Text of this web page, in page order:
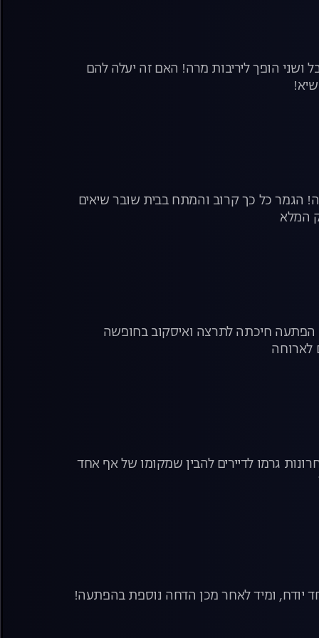
הופך ליריבות מרה! האם זה יעלה להם
הגמר כל כך קרוב והמתח בבית שובר שיאים
המלא
הפתעה חיכתה לתרצה ואיסקוב בחופשה
לארוחה
גרמו לדיירים להבין שמקומו של אף אחד
יודח, ומיד לאחר מכן הדחה נוספת בהפתעה!